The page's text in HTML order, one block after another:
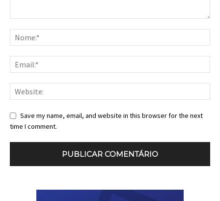
Save my name, email, and website in this browser for the next
time I comment.